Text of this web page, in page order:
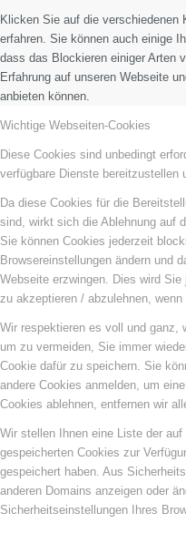
Klicken Sie auf die verschiedenen
erfahren. Sie können auch einige
dass das Blockieren einiger Arten
Erfahrung auf unseren Webseite
anbieten können.
Wichtige Webseiten-Cookies
Diese Cookies sind unbedingt
verfügbare Dienste bereitzustellen
Da diese Cookies für die
sind, wirkt sich die Ablehnung auf
Sie können Cookies jederzeit
Browsereinstellungen ändern und
Webseite erzwingen. Dies wird
zu akzeptieren / abzulehnen,
Wir respektieren es voll und ganz,
um zu vermeiden, Sie immer
Cookie dafür zu speichern. Sie
andere Cookies anmelden, um
Cookies ablehnen, entfernen wir
Wir stellen Ihnen eine Liste der
gespeicherten Cookies zur
gespeichert haben. Aus
anderen Domains anzeigen oder
Sicherheitseinstellungen Ihres